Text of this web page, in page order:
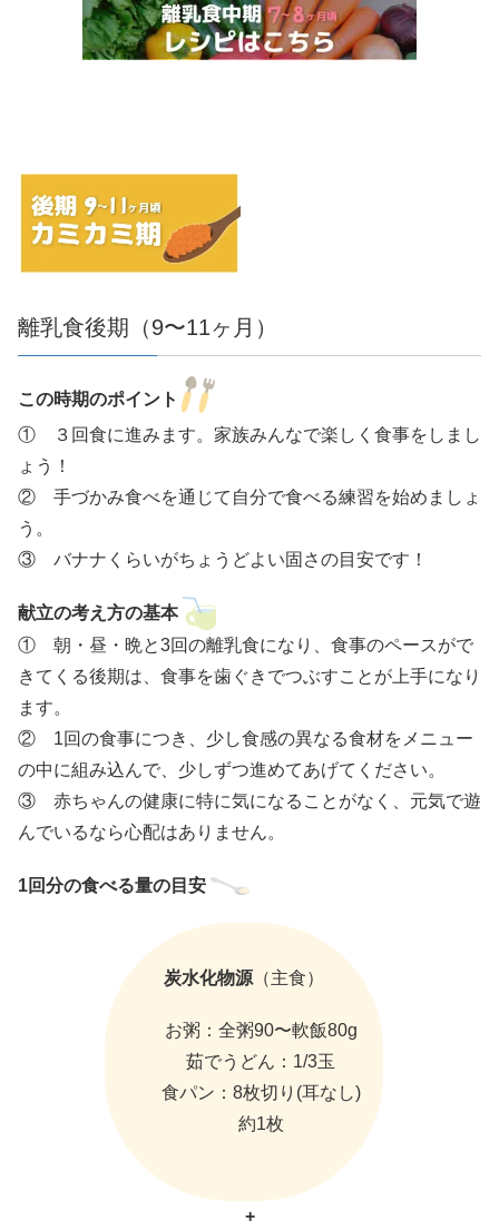
離乳食後期（9〜11ヶ月）
この時期のポイント
① ３回食に進みます。家族みんなで楽しく食事をしまし
ょう！
② 手づかみ食べを通じて自分で食べる練習を始めましょ
う。
③ バナナくらいがちょうどよい固さの目安です！
献立の考え方の基本
① 朝・昼・晩と3回の離乳食になり、食事のペースがで
きてくる後期は、食事を歯ぐきでつぶすことが上手になり
ます。
② 1回の食事につき、少し食感の異なる食材をメニュー
の中に組み込んで、少しずつ進めてあげてください。
③ 赤ちゃんの健康に特に気になることがなく、元気で遊
んでいるなら心配はありません。
1回分の食べる量の目安
炭水化物源 （主食）
お粥：全粥90〜軟飯80g
茹でうどん：1/3玉
食パン：8枚切り(耳なし)
約1枚
+